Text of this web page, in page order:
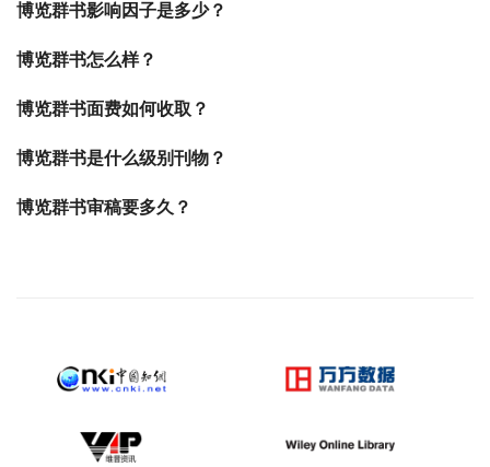
博览群书影响因子是多少？
博览群书怎么样？
博览群书面费如何收取？
博览群书是什么级别刊物？
博览群书审稿要多久？